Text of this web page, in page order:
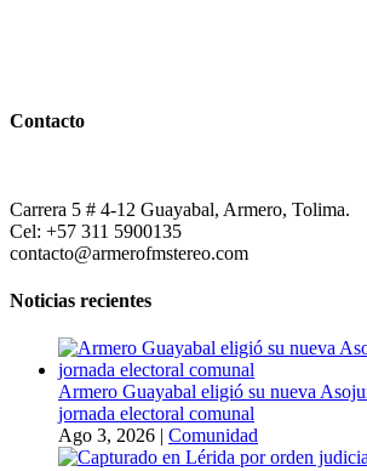
Contacto
Carrera 5 # 4-12 Guayabal, Armero, Tolima.
Cel: +57 311 5900135
contacto@armerofmstereo.com
Noticias recientes
Armero Guayabal eligió su nueva
jornada electoral comunal
Ago 3, 2026 | Comunidad